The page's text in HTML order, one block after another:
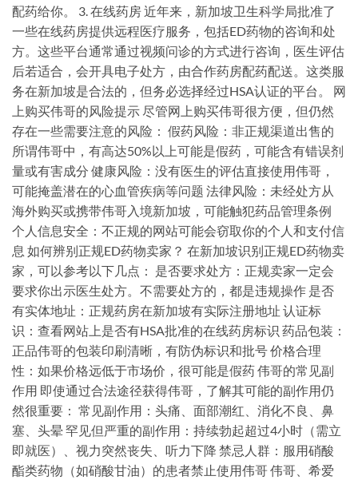
配药给你。 3. 在线药房 近年来，新加坡卫生科学局批准了
一些在线药房提供远程医疗服务，包括ED药物的咨询和处
方。这些平台通常通过视频问诊的方式进行咨询，医生评估
后若适合，会开具电子处方，由合作药房配药配送。这类服
务在新加坡是合法的，但务必选择经过HSA认证的平台。 网
上购买伟哥的风险提示 尽管网上购买伟哥很方便，但仍然
存在一些需要注意的风险： 假药风险：非正规渠道出售的
所谓伟哥中，有高达50%以上可能是假药，可能含有错误剂
量或有害成分 健康风险：没有医生的评估直接使用伟哥，
可能掩盖潜在的心血管疾病等问题 法律风险：未经处方从
海外购买或携带伟哥入境新加坡，可能触犯药品管理条例
个人信息安全：不正规的网站可能会窃取你的个人和支付信
息 如何辨别正规ED药物卖家？ 在新加坡识别正规ED药物卖
家，可以参考以下几点： 是否要求处方：正规卖家一定会
要求你出示医生处方。不需要处方的，都是违规操作 是否
有实体地址：正规药房在新加坡有实际注册地址 认证标
识：查看网站上是否有HSA批准的在线药房标识 药品包装：
正品伟哥的包装印刷清晰，有防伪标识和批号 价格合理
性：如果价格远低于市场价，很可能是假药 伟哥的常见副
作用 即使通过合法途径获得伟哥，了解其可能的副作用仍
然很重要： 常见副作用：头痛、面部潮红、消化不良、鼻
塞、头晕 罕见但严重的副作用：持续勃起超过4小时（需立
即就医）、视力突然丧失、听力下降 禁忌人群：服用硝酸
酯类药物（如硝酸甘油）的患者禁止使用伟哥 伟哥、希爱